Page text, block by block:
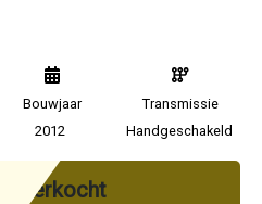
Bouwjaar
2012
Transmissie
Handgeschakeld
Verkocht